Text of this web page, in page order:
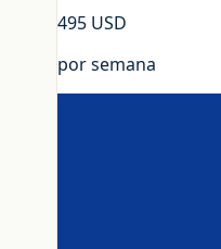
495 USD
por semana